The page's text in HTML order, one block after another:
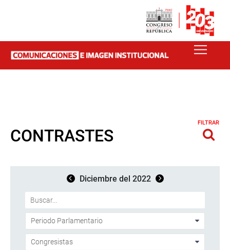
CONTRASTES
FILTRAR
Diciembre del 2022